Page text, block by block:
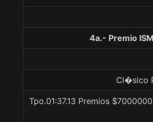
4a.- Premio
Cl�sico
Tpo.01:37.13 Premios